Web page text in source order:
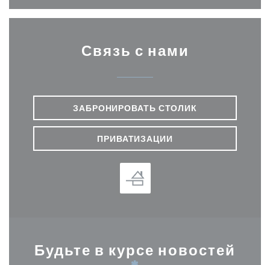
Связь с нами
ЗАБРОНИРОВАТЬ СТОЛИК
ПРИВАТИЗАЦИИ
Будьте в курсе новостей